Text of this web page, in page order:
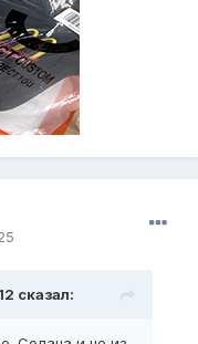
сказал: